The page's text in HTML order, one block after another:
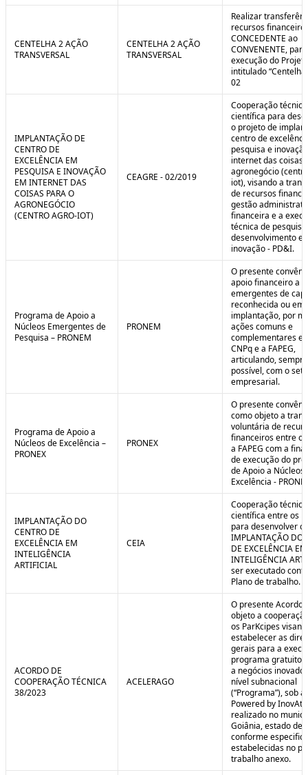
CENTELHA 2 AÇÃO
TRANSVERSAL
CENTELHA 2 AÇÃO
TRANSVERSAL
Realizar
recursos
CONCEDENTE ao
CONVENENTE,
execução do Projeto
intitulado
02
IMPLANTAÇÃO DE
CENTRO DE
EXCELÊNCIA EM
PESQUISA E INOVAÇÃO
EM INTERNET DAS
COISAS PARA O
AGRONEGÓCIO
(CENTRO AGRO-IOT)
CEAGRE - 02/2019
Cooperação
científica para
o projeto de
centro de
pesquisa e
internet das coisas
agronegócio
iot), visando a
de recursos
gestão
financeira e a
técnica de pesquisa,
desenvolvimento e
inovação - PD&I.
Programa de Apoio a
Núcleos Emergentes de
Pesquisa – PRONEM
PRONEM
O presente
apoio financeiro a
emergentes de
reconhecida ou em
implantação, por
ações comuns e
complementares
CNPq e a FAPEG,
articulando,
possível, com o
empresarial.
Programa de Apoio a
Núcleos de Excelência –
PRONEX
PRONEX
O presente
como objeto a
voluntária de
financeiros entre o
a FAPEG com a
de execução do
de Apoio a Núcleos
Excelência -
IMPLANTAÇÃO DO
CENTRO DE
EXCELÊNCIA EM
INTELIGÊNCIA
ARTIFICIAL
CEIA
Cooperação
científica entre os
para desenvolver o
IMPLANTAÇÃO DO
DE EXCELÊNCIA EM
INTELIGÊNCIA
ser executado
Plano de trabalho.
ACORDO DE
COOPERAÇÃO TÉCNICA
38/2023
ACELERAGO
O presente Acordo
objeto a
os ParKcipes
estabelecer as
gerais para a
programa gratuito
a negócios
nível subnacional
(“Programa”), sob
Powered by
realizado no
Goiânia, estado de
conforme
estabelecidas no
trabalho anexo.